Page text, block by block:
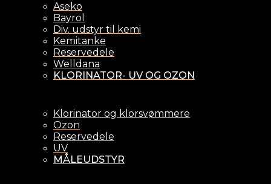
Aseko
Bayrol
Div. udstyr til kemi
Kemitanke
Reservedele
Welldana
KLORINATOR- UV OG OZON
Klorinator og klorsvømmere
Ozon
Reservedele
UV
MÅLEUDSTYR